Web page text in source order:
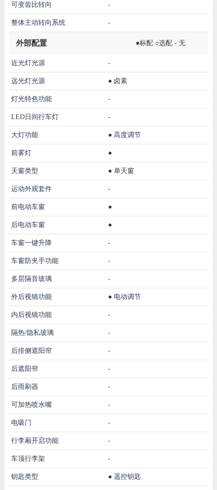
可变齿比转向 -
整体主动转向系统 -
外部配置 ●标配 ○选配 - 无
近光灯光源 -
远光灯光源 ● 卤素
灯光特色功能 -
LED日间行车灯 -
大灯功能 ● 高度调节
前雾灯 ●
天窗类型 ● 单天窗
运动外观套件 -
前电动车窗 ●
后电动车窗 ●
车窗一键升降 -
车窗防夹手功能 -
多层隔音玻璃 -
外后视镜功能 ● 电动调节
内后视镜功能 -
隔热/隐私玻璃 -
后排侧遮阳帘 -
后遮阳帘 -
后雨刷器 -
可加热喷水嘴 -
电吸门 -
行李厢开启功能 -
车顶行李架 -
钥匙类型 ● 遥控钥匙